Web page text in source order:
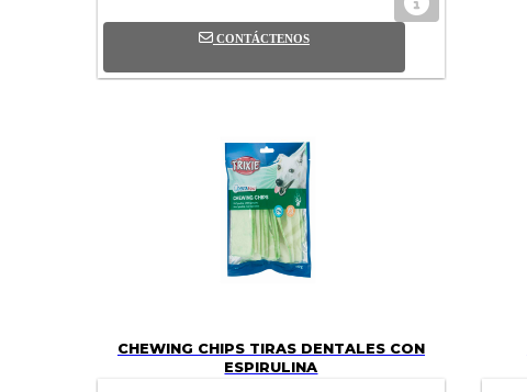
CONTÁCTENOS
CHEWING CHIPS TIRAS DENTALES CON
ESPIRULINA